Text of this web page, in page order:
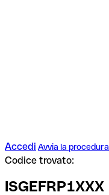
Accedi Avvia la procedura
Codice trovato:
ISGEFRP1XXX